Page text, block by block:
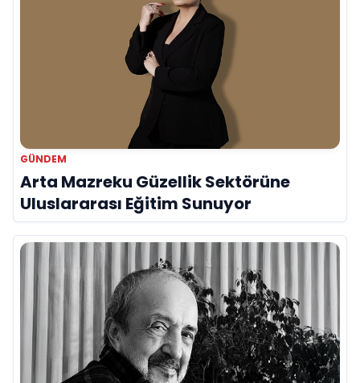
GÜNDEM
Arta Mazreku Güzellik Sektörüne
Uluslararası Eğitim Sunuyor